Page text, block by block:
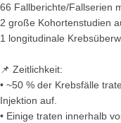
66 Fallberichte/Fallserien
2 große Kohortenstudien
1 longitudinale
📌 Zeitlichkeit:
• ~50 % der Krebsfälle
Injektion auf.
• Einige traten innerhalb